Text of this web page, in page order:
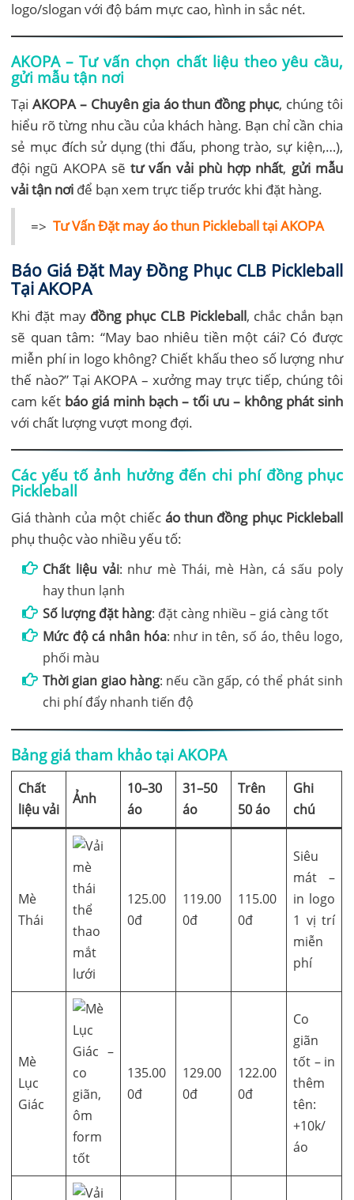
logo/slogan với độ bám mực cao, hình in sắc nét.
AKOPA – Tư vấn chọn chất liệu theo yêu cầu,
gửi mẫu tận nơi
TạiAKOPA – Chuyên gia áo thun đồng phục, chúng tôi
hiểu rõ từng nhu cầu của khách hàng. Bạn chỉ cần chia
sẻ mục đích sử dụng (thi đấu, phong trào, sự kiện,…),
đội ngũ AKOPA sẽtư vấn vải phù hợp nhất, gửi mẫu
vải tận nơi để bạn xem trực tiếp trước khi đặt hàng.
=> Tư Vấn Đặt may áo thun Pickleball tại AKOPA
Báo Giá Đặt May Đồng Phục CLB Pickleball
Tại AKOPA
Khi đặt may đồng phục CLB Pickleball, chắc chắn bạn
sẽ quan tâm: “May bao nhiêu tiền một cái? Có được
miễn phí in logo không? Chiết khấu theo số lượng như
thế nào?” Tại AKOPA – xưởng may trực tiếp, chúng tôi
cam kết báo giá minh bạch – tối ưu – không phát sinh
với chất lượng vượt mong đợi.
Các yếu tố ảnh hưởng đến chi phí đồng phục
Pickleball
Giá thành của một chiếcáo thun đồng phục Pickleball
phụ thuộc vào nhiều yếu tố:
Chất liệu vải: như mè Thái, mè Hàn, cá sấu poly
hay thun lạnh
Số lượng đặt hàng: đặt càng nhiều – giá càng tốt
Mức độ cá nhân hóa: như in tên, số áo, thêu logo,
phối màu
Thời gian giao hàng: nếu cần gấp, có thể phát sinh
chi phí đẩy nhanh tiến độ
Bảng giá tham khảo tại AKOPA
Chất
liệu vải
Ảnh
10–30
áo
31–50
áo
Trên
50 áo
Ghi
chú
Mè
Thái
125.00
0đ
119.00
0đ
115.00
0đ
Siêu
mát –
in logo
1 vị trí
miễn
phí
Mè
Lục
Giác
135.00
0đ
129.00
0đ
122.00
0đ
Co
giãn
tốt – in
thêm
tên:
+10k/
áo